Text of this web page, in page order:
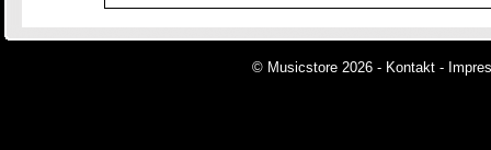
© Musicstore 2026 - Kontakt -